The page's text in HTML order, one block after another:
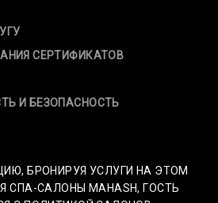
СЕРТИФИКАТОВ
И БЕЗОПАСНОСТЬ
БРОНИРУЯ УСЛУГИ НА ЭТОМ
СПА-САЛОНЫ MAHASH, ГОСТЬ